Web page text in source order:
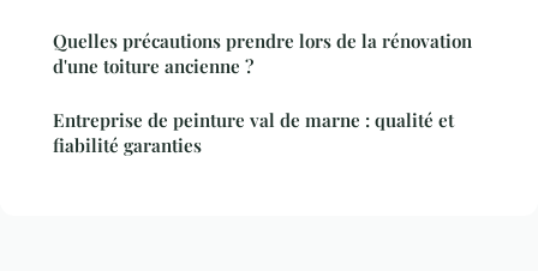
Quelles précautions prendre lors de la rénovation
d'une toiture ancienne ?
Entreprise de peinture val de marne : qualité et
fiabilité garanties